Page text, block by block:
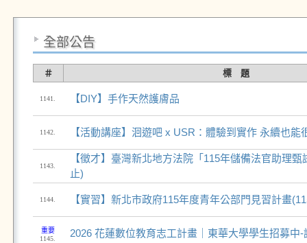
全部公告
＃ 標 題
1141. 【DIY】手作天然護膚品
1142. 【活動講座】洄遊吧 x USR：體驗到實作 永續也能
1143.
【徵才】臺灣新北地方法院「115年儲備法官助理
止)
1144. 【實習】新北市政府115年度青年公部門見習計畫
重要
1145.
2026 花蓮數位教育志工計畫｜東華大學學生招募中-